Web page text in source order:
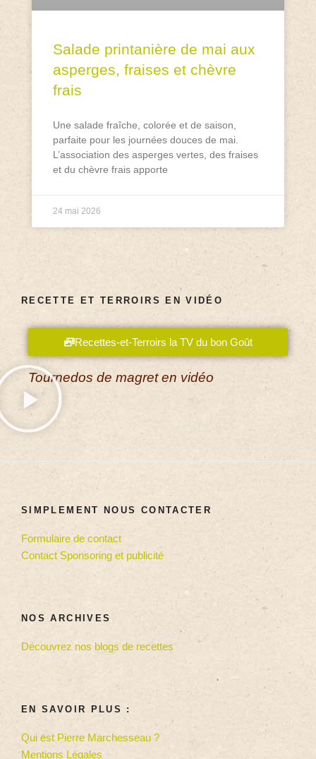
Salade printanière de mai aux
asperges, fraises et chèvre
frais
Une salade fraîche, colorée et de saison,
parfaite pour les journées douces de mai.
L’association des asperges vertes, des fraises
et du chèvre frais apporte
24 mai 2026
RECETTE ET TERROIRS EN VIDÉO
Recettes-et-Terroirs la TV du bon Goût
Tournedos de magret en vidéo
SIMPLEMENT NOUS CONTACTER
Formulaire de contact
Contact Sponsoring et publicité
NOS ARCHIVES
Découvrez nos blogs de recettes
EN SAVOIR PLUS :
Qui est Pierre Marchesseau ?
Mentions Légales